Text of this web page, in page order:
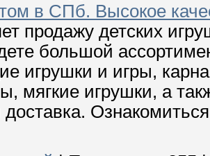
в СПб. Высокое
продажу детских
большой
игрушки и игры,
мягкие игрушки, а
доставка.